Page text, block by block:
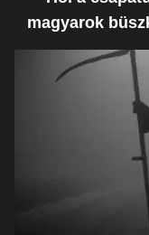
magyarok